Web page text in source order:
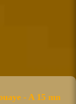
- A 15 mn